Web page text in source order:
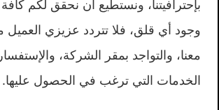
بإحترافيتنا، ونستطيع أن نحقق لكم
وجود أي قلق، فلا تتردد عزيزي العميل
معنا، والتواجد بمقر الشركة،
الخدمات التي ترغب في الحصول عليها.